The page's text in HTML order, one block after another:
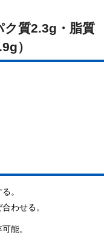
質2.3g・脂質
）
。
わせる。
能。